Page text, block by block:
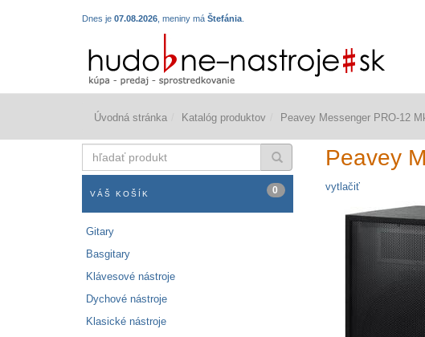
Dnes je 07.08.2026 , meniny má Štefánia
Úvodná stránka Katalóg produktov Peavey Messenger PRO-12
produkt
VÁŠ KOŠÍK 0
Gitary
Basgitary
Klávesové nástroje
Dychové nástroje
Klasické nástroje
Peavey
vytlačiť